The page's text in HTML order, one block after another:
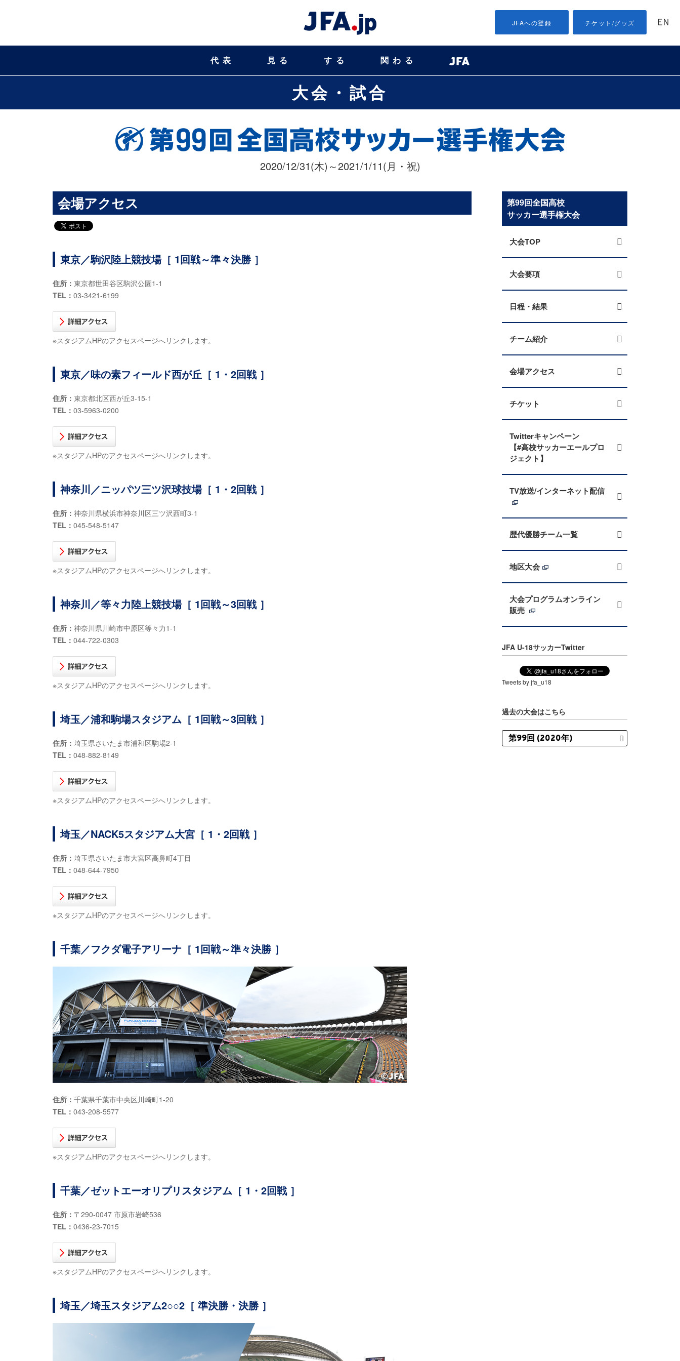
JFAへの登録 チケット/グッズ EN
代表 見る する 関わる
大会・試合
2020/12/31(木)～2021/1/11(月・祝)
会場アクセス
東京／駒沢陸上競技場［ 1回戦～準々決勝 ］
住所： 東京都世田谷区駒沢公園1-1
TEL： 03-3421-6199
※スタジアムHPのアクセスページへリンクします。
東京／味の素フィールド西が丘［ 1・2回戦 ］
住所： 東京都北区西が丘3-15-1
TEL： 03-5963-0200
※スタジアムHPのアクセスページへリンクします。
神奈川／ニッパツ三ツ沢球技場［ 1・2回戦 ］
住所： 神奈川県横浜市神奈川区三ツ沢西町3-1
TEL： 045-548-5147
※スタジアムHPのアクセスページへリンクします。
神奈川／等々力陸上競技場［ 1回戦～3回戦 ］
住所： 神奈川県川崎市中原区等々力1-1
TEL： 044-722-0303
※スタジアムHPのアクセスページへリンクします。
埼玉／浦和駒場スタジアム［ 1回戦～3回戦 ］
住所： 埼玉県さいたま市浦和区駒場2-1
TEL： 048-882-8149
※スタジアムHPのアクセスページへリンクします。
埼玉／NACK5スタジアム大宮［ 1・2回戦 ］
住所： 埼玉県さいたま市大宮区高鼻町4丁目
TEL： 048-644-7950
※スタジアムHPのアクセスページへリンクします。
千葉／フクダ電子アリーナ［ 1回戦～準々決勝 ］
住所： 千葉県千葉市中央区川崎町1-20
TEL： 043-208-5577
※スタジアムHPのアクセスページへリンクします。
千葉／ゼットエーオリプリスタジアム［ 1・2回戦 ］
住所： 〒290-0047 市原市岩崎536
TEL： 0436-23-7015
※スタジアムHPのアクセスページへリンクします。
埼玉／埼玉スタジアム2○○2［ 準決勝・決勝 ］
第99回全国高校
サッカー選手権大会
大会TOP
大会要項
日程・結果
チーム紹介
会場アクセス
チケット
Twitterキャンペーン
【#高校サッカーエールプロ
ジェクト】
TV放送/インターネット配信
歴代優勝チーム一覧
地区大会
大会プログラムオンライン
販売
JFA U-18サッカーTwitter
Tweets by jfa_u18
過去の大会はこちら